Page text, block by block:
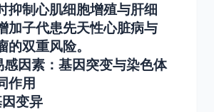
抑制心肌细胞增殖与肝细
加子代患先天性心脏病与
的双重风险。
感因素：基因突变与染色体
作用
变异